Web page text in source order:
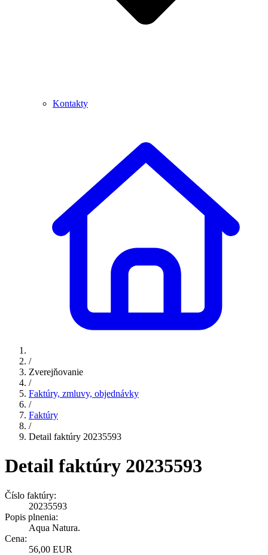
Kontakty
/
Zverejňovanie
/
Faktúry, zmluvy, objednávky
/
Faktúry
/
Detail faktúry 20235593
Detail faktúry 20235593
Číslo faktúry:
20235593
Popis plnenia:
Aqua Natura.
Cena:
56,00 EUR